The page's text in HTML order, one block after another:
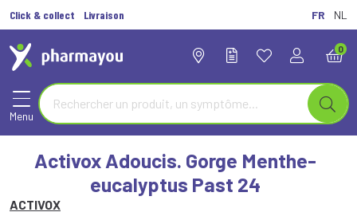
Click & collect Livraison FR NL
0
Menu
Activox Adoucis. Gorge Menthe-
eucalyptus Past 24
ACTIVOX